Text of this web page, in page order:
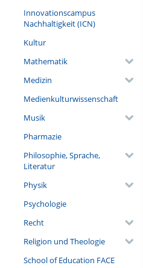
Innovationscampus
Nachhaltigkeit (ICN)
Kultur
Mathematik
Medizin
Medienkulturwissenschaft
Musik
Pharmazie
Philosophie, Sprache,
Literatur
Physik
Psychologie
Recht
Religion und Theologie
School of Education FACE